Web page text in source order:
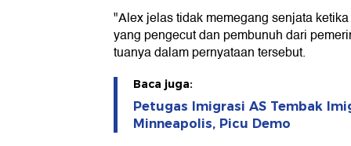
"Alex jelas tidak memegang senjata
yang pengecut dan pembunuh dari
tuanya dalam pernyataan tersebut.
Baca juga:
Petugas Imigrasi AS Tembak
Minneapolis, Picu Demo